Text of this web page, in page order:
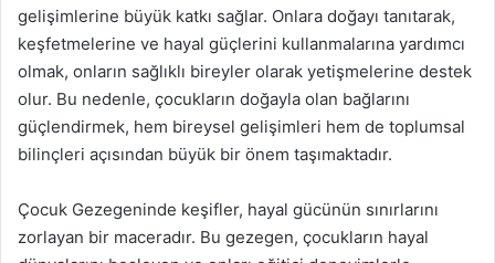
gelişimlerine büyük katkı sağlar. Onlara doğayı tanıtarak,
keşfetmelerine ve hayal güçlerini kullanmalarına yardımcı
olmak, onların sağlıklı bireyler olarak yetişmelerine destek
olur. Bu nedenle, çocukların doğayla olan bağlarını
güçlendirmek, hem bireysel gelişimleri hem de toplumsal
bilinçleri açısından büyük bir önem taşımaktadır.
Çocuk Gezegeninde keşifler, hayal gücünün sınırlarını
zorlayan bir maceradır. Bu gezegen, çocukların hayal